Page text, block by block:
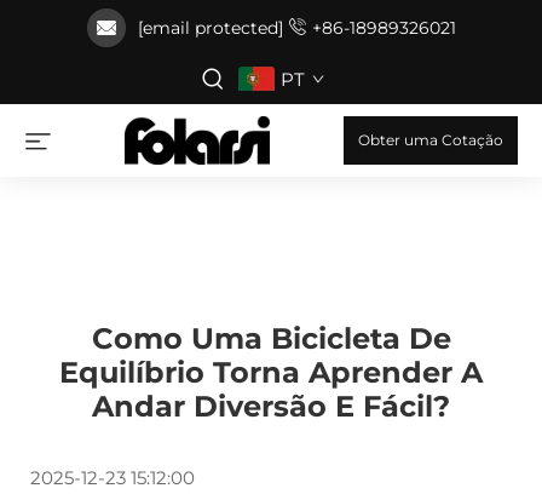
[email protected] +86-18989326021
PT
Obter uma Cotação
Como Uma Bicicleta De
Equilíbrio Torna Aprender A
Andar Diversão E Fácil?
2025-12-23 15:12:00